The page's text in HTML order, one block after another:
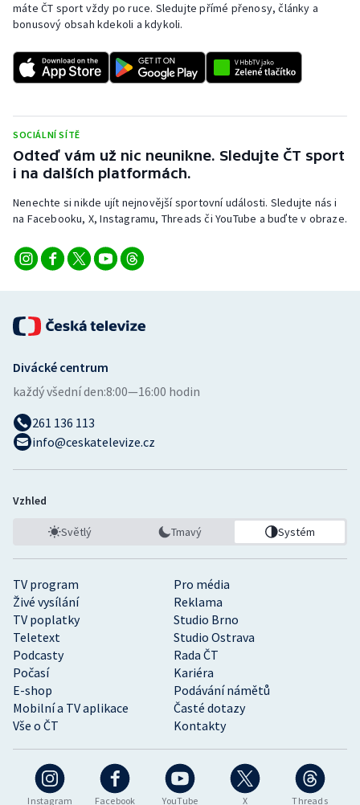
Short track
Sportovní střelba
Triatlon
Veslování
Vodní slalom
Volejbal
Ostatní
máte ČT sport vždy po ruce. Sledujte přímé přenosy, články a
bonusový obsah kdekoli a kdykoli.
SOCIÁLNÍ SÍTĚ
Odteď vám už nic neunikne. Sledujte ČT sport
i na dalších platformách.
Nenechte si nikde ujít nejnovější sportovní události. Sledujte nás i
na Facebooku, X, Instagramu, Threads či YouTube a buďte v obraze.
Instagram Facebook YouTube X Threads
TV program
Pro média
Živé vysílání
Reklama
TV poplatky
Studio Brno
Teletext
Studio Ostrava
Podcasty
Rada ČT
Počasí
Kariéra
E-shop
Podávání námětů
Mobilní a TV aplikace
Časté dotazy
Vše o ČT
Kontakty
Divácké centrum
každý všední den:8:00—16:00 hodin
261 136 113
info@ceskatelevize.cz
Vzhled
Světlý Tmavý Systém